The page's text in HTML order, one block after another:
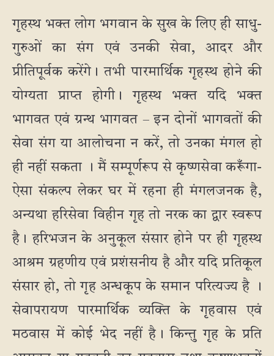
गृहस्थ भक्त लोग भगवान के सुख के लिए ही साधु-
गुरुओं का संग एवं उनकी सेवा, आदर और
प्रीतिपूर्वक करेंगे। तभी पारमार्थिक गृहस्थ होने की
योग्यता प्राप्त होगी। गृहस्थ भक्त यदि भक्त
भागवत एवं ग्रन्थ भागवत – इन दोनों भागवतों की
सेवा संग या आलोचना न करें, तो उनका मंगल हो
ही नहीं सकता । मैं सम्पूर्णरूप से कृष्णसेवा करूँगा-
ऐसा संकल्प लेकर घर में रहना ही मंगलजनक है,
अन्यथा हरिसेवा विहीन गृह तो नरक का द्वार स्वरूप
है। हरिभजन के अनुकूल संसार होने पर ही गृहस्थ
आश्रम ग्रहणीय एवं प्रशंसनीय है और यदि प्रतिकूल
संसार हो, तो गृह अन्धकूप के समान परित्यज्य है ।
सेवापरायण पारमार्थिक व्यक्ति के गृहवास एवं
मठवास में कोई भेद नहीं है। किन्तु गृह के प्रति